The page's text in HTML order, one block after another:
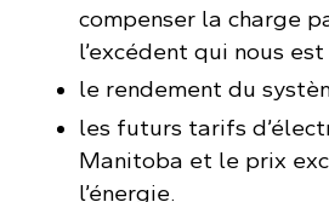
compenser la charge
l’excédent qui nous
le rendement du
les futurs tarifs
Manitoba et le prix
l’énergie.